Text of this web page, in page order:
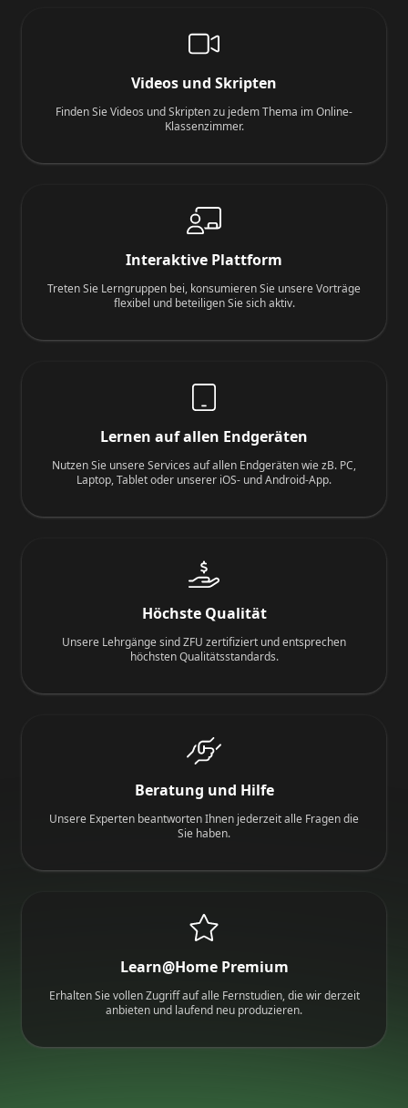
Videos und Skripten
Finden Sie Videos und Skripten zu jedem Thema im Online-
Klassenzimmer.
Interaktive Plattform
Treten Sie Lerngruppen bei, konsumieren Sie unsere Vorträge
flexibel und beteiligen Sie sich aktiv.
Lernen auf allen Endgeräten
Nutzen Sie unsere Services auf allen Endgeräten wie zB. PC,
Laptop, Tablet oder unserer iOS- und Android-App.
Höchste Qualität
Unsere Lehrgänge sind ZFU zertifiziert und entsprechen
höchsten Qualitätsstandards.
Beratung und Hilfe
Unsere Experten beantworten Ihnen jederzeit alle Fragen die
Sie haben.
Learn@Home Premium
Erhalten Sie vollen Zugriff auf alle Fernstudien, die wir derzeit
anbieten und laufend neu produzieren.